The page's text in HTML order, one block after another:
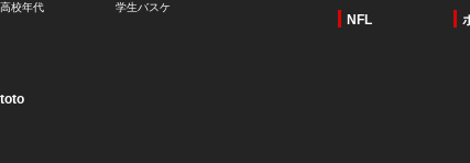
高校年代 学生バスケ
NFL
toto